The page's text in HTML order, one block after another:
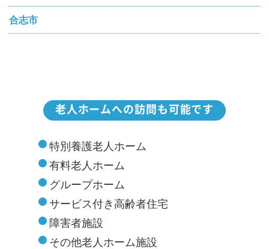
合志市
老人ホームへの訪問も可能です
特別養護老人ホーム
有料老人ホーム
グループホーム
サービス付き高齢者住宅
障害者施設
その他老人ホーム施設